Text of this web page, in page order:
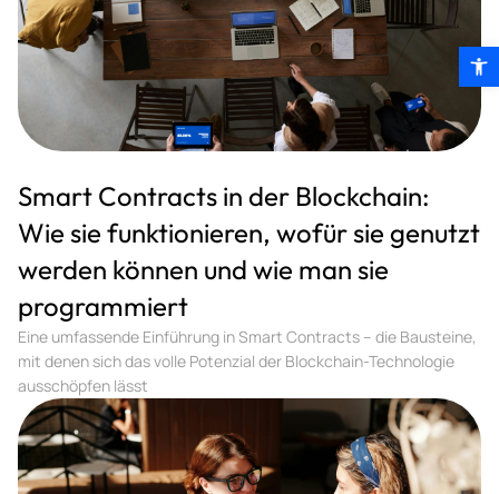
Smart Contracts in der Blockchain:
Wie sie funktionieren, wofür sie genutzt
werden können und wie man sie
programmiert
Eine umfassende Einführung in Smart Contracts – die Bausteine,
mit denen sich das volle Potenzial der Blockchain-Technologie
ausschöpfen lässt